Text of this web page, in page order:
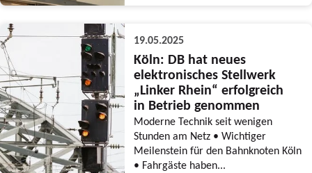
19.05.2025
Köln: DB hat neues
elektronisches Stellwerk
„Linker Rhein“ erfolgreich
in Betrieb genommen
Moderne Technik seit wenigen
Stunden am Netz • Wichtiger
Meilenstein für den Bahnknoten Köln
• Fahrgäste haben...